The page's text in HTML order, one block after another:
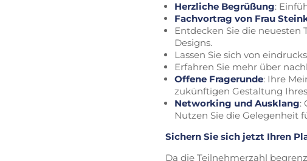
Herzliche Begrüßung:
Fachvortrag von Frau
Entdecken Sie die neuesten
Designs.
Lassen Sie sich von
Erfahren Sie mehr über
Offene Fragerunde: Ihre
zukünftigen Gestaltung
Networking und Ausklang:
Nutzen Sie die Gelegenheit
Sichern Sie sich jetzt Ihren
Da die Teilnehmerzahl